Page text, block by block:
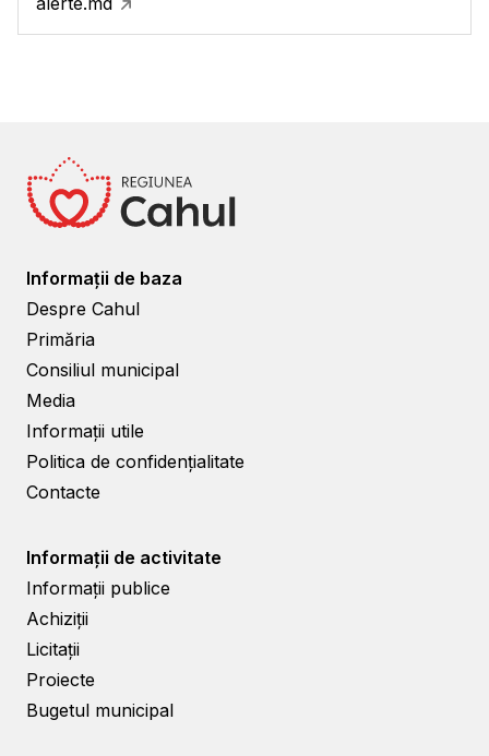
Informații de baza
Despre Cahul
Primăria
Consiliul municipal
Media
Informații utile
Politica de confidențialitate
Contacte
Informații de activitate
Informații publice
Achiziții
Licitații
Proiecte
Bugetul municipal